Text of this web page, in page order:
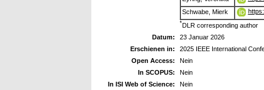
Schwabe, Mierk
*DLR corresponding author
Datum:
23 Januar 2026
Erschienen in:
2025 IEEE International
Open Access:
Nein
In SCOPUS:
Nein
In ISI Web of Science:
Nein